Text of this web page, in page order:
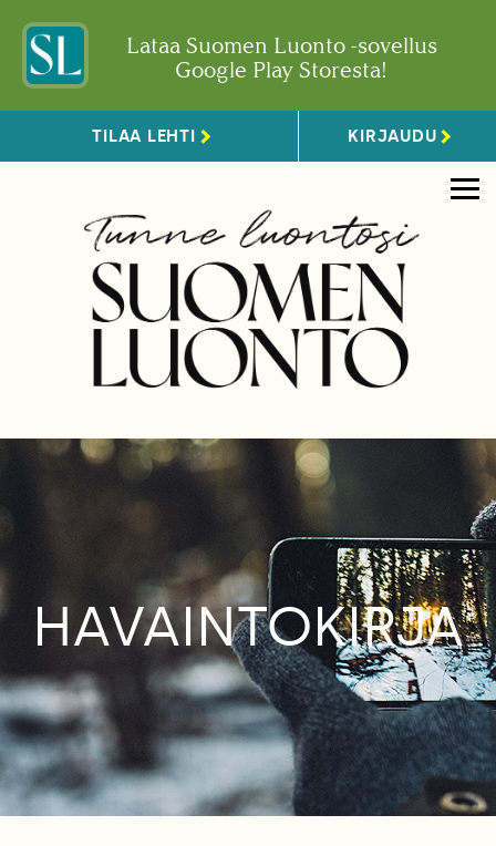
Lataa Suomen Luonto -sovellus
Google Play Storesta!
TILAA LEHTI KIRJAUDU
HAVAINTOKIRJA